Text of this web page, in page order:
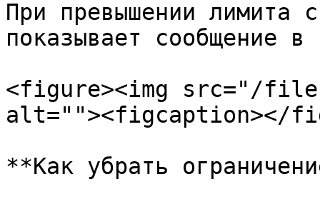
При превышении лимита
показывает сообщение
<figure><img src="/files/
alt=""><figcaption></
**Как убрать